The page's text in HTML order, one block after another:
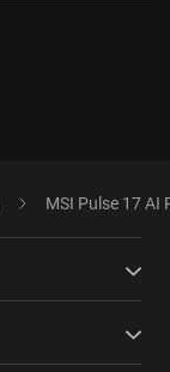
MSI Pulse 17 AI